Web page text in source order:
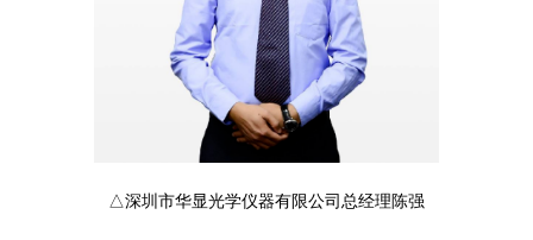
△深圳市华显光学仪器有限公司总经理陈强